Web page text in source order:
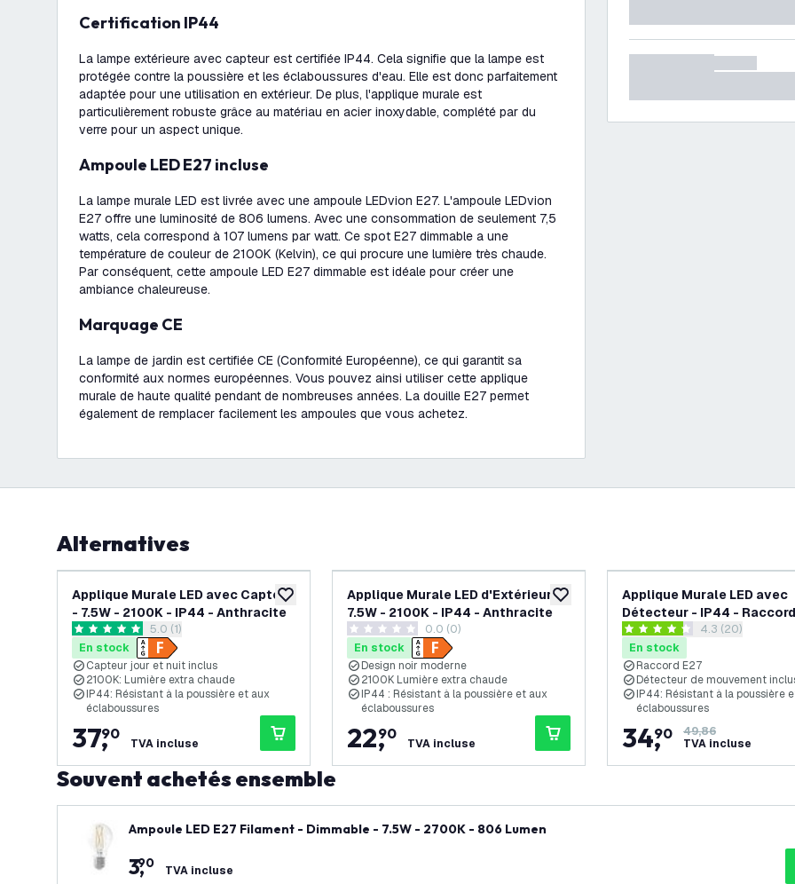
Certification IP44
La lampe extérieure avec capteur est certifiée IP44. Cela signifie que la lampe est
protégée contre la poussière et les éclaboussures d'eau. Elle est donc parfaitement
adaptée pour une utilisation en extérieur. De plus, l'applique murale est
particulièrement robuste grâce au matériau en acier inoxydable, complété par du
verre pour un aspect unique.
Ampoule LED E27 incluse
La lampe murale LED est livrée avec une ampoule LEDvion E27. L'ampoule LEDvion
E27 offre une luminosité de 806 lumens. Avec une consommation de seulement 7,5
watts, cela correspond à 107 lumens par watt. Ce spot E27 dimmable a une
température de couleur de 2100K (Kelvin), ce qui procure une lumière très chaude.
Par conséquent, cette ampoule LED E27 dimmable est idéale pour créer une
ambiance chaleureuse.
Marquage CE
La lampe de jardin est certifiée CE (Conformité Européenne), ce qui garantit sa
conformité aux normes européennes. Vous pouvez ainsi utiliser cette applique
murale de haute qualité pendant de nombreuses années. La douille E27 permet
également de remplacer facilement les ampoules que vous achetez.
Alternatives
ajouter à la liste de souhaits
Applique Murale LED avec Capteur
- 7.5W - 2100K - IP44 - Anthracite
ouvrir le tiroir des avis
5 étoiles de notation
5.0 (1)
En stock
Capteur jour et nuit inclus
2100K: Lumière extra chaude
IP44: Résistant à la poussière et aux
éclaboussures
37,
90
TVA incluse
ajouter à la liste de souhaits
Applique Murale LED d'Extérieur -
7.5W - 2100K - IP44 - Anthracite
0 étoiles de notation
0.0 (0)
En stock
Design noir moderne
2100K Lumière extra chaude
IP44 : Résistant à la poussière et aux
éclaboussures
22,
90
TVA incluse
Applique Murale LED avec
Détecteur - IP44 -
Anthraciteouvrir le tiroir
4.3 étoiles de notation
4.3 (20)
En stock
Raccord E27
Détecteur de mouvement
IP44: Résistant à la poussière
éclaboussures
34,
90
49,86
TVA incluse
Souvent achetés ensemble
Ampoule LED E27 Filament - Dimmable - 7.5W - 2700K - 806 Lumen
3,
90 TVA incluse